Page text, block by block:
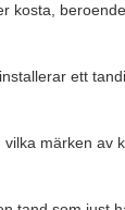
kosta,
ett
märken av